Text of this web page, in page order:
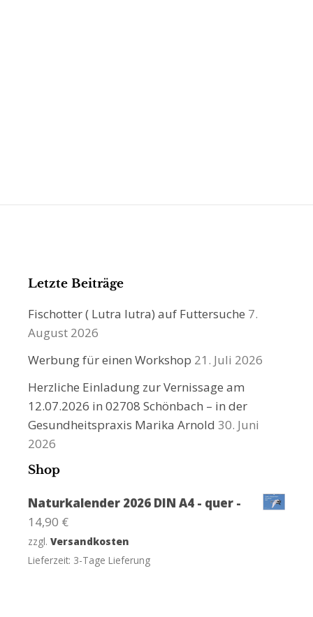
Letzte Beiträge
Fischotter ( Lutra lutra) auf Futtersuche 7.
August 2026
Werbung für einen Workshop 21. Juli 2026
Herzliche Einladung zur Vernissage am
12.07.2026 in 02708 Schönbach – in der
Gesundheitspraxis Marika Arnold 30. Juni
2026
Shop
Naturkalender 2026 DIN A4 - quer -
14,90 €
zzgl. Versandkosten
Lieferzeit: 3-Tage Lieferung